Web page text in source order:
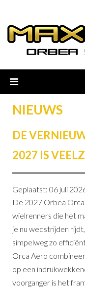
NIEUWS
DE
2027 IS
Geplaatst: 06 juli
De 2027 Orbea
wielrenners die het
je nu wedstrijden
simpelweg zo
Orca Aero
op een
voorganger is het